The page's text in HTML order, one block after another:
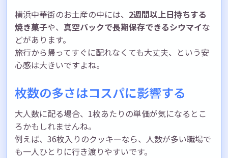
横浜中華街のお土産の中には、 2週間以上日持ちする
焼き菓子や、 真空パックで長期保存できるシウマイな
どがあります。
旅行から帰ってすぐに配れなくても大丈夫、という安
心感は大きいですよね。
枚数の多さはコスパに影響する
大人数に配る場合、1枚あたりの単価が気になるとこ
ろかもしれませんね。
例えば、36枚入りのクッキーなら、人数が多い職場で
も一人ひとりに行き渡りやすいです。